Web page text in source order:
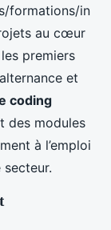
formations/in
au cœur
premiers
et
coding
des modules
à l’emploi